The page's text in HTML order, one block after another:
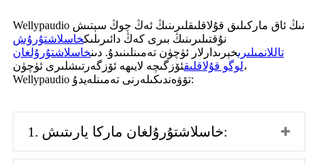
Wellypaudio نىڭ ئاق ماركىلىق قۇلاقلىقلىرىنىڭ ئەڭ چوڭ سېتىش
نۇقتىلىرىنىڭ بىرى كەڭ دائىرىلىكخاسلاشتۇرۇش
تاللانمىلىرىخېرىدارلار ئۈچۈن تەمىنلىنىدۇ. دىنخاسلاشتۇرۇلغان
لوگو قۇلاقلىقئۆزگىچە لايىھە ئۆزگەرتىشلىرى ئۈچۈن،
Wellypaudio تۆۋەندىكىلەرنى تەمىنلەيدۇ:
1. خاسلاشتۇرۇلغان ماركا يارىتىش: